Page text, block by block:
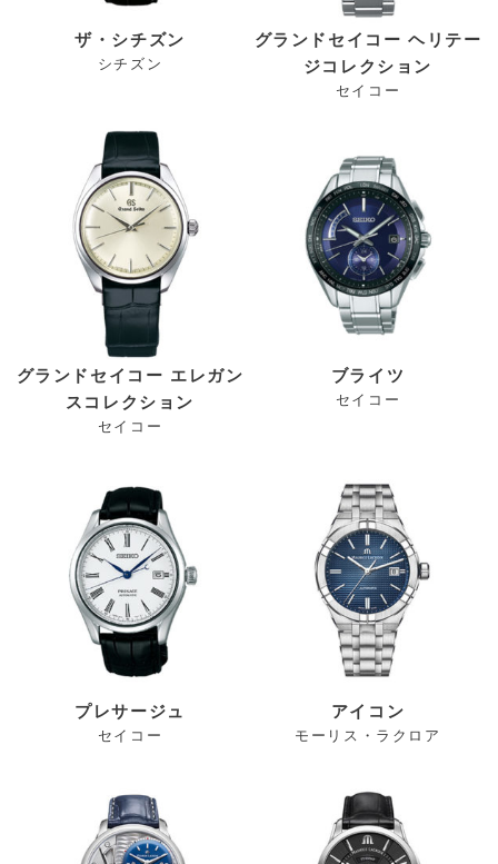
ザ・シチズン
シチズン
グランドセイコー ヘリテー
ジコレクション
セイコー
グランドセイコー エレガン
スコレクション
セイコー
ブライツ
セイコー
プレサージュ
セイコー
アイコン
モーリス・ラクロア